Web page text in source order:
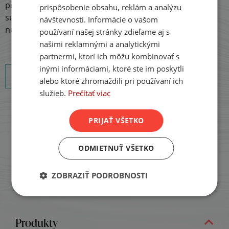
prijatia upomienky je dobré okamžite uhradiť uvedenú
sumu. Klient sa tak vyhne zbytočným poplatkom za
neplatenie.
Späť na Slovník pojmov
Produkty
prispôsobenie obsahu, reklám a analýzu
návštevnosti. Informácie o vašom
používaní našej stránky zdieľame aj s
našimi reklamnými a analytickými
partnermi, ktorí ich môžu kombinovať s
inými informáciami, ktoré ste im poskytli
alebo ktoré zhromaždili pri používaní ich
služieb. Prečítať viac
PRIJAŤ VŠETKO
ODMIETNUŤ VŠETKO
ZOBRAZIŤ PODROBNOSTI